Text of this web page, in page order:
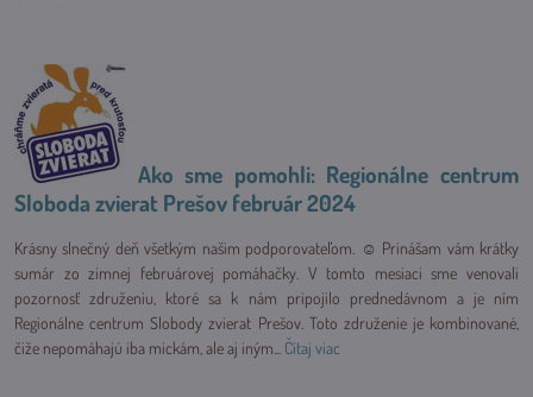
Ako sme pomohli: Regionálne centrum
Sloboda zvierat Prešov február 2024
Krásny slnečný deň všetkým našim podporovateľom. ☺ Prinášam vám krátky
sumár zo zimnej februárovej pomáhačky. V tomto mesiaci sme venovali
pozornosť združeniu, ktoré sa k nám pripojilo prednedávnom a je ním
Regionálne centrum Slobody zvierat Prešov. Toto združenie je kombinované,
čiže nepomáhajú iba mickám, ale aj iným... Čítaj viac